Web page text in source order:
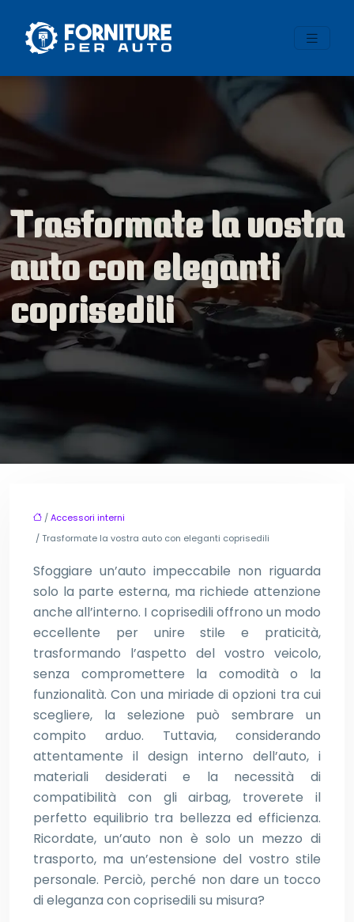
Trasformate la vostra
auto con eleganti
coprisedili
/Accessori interni
/ Trasformate la vostra auto con eleganti coprisedili
Sfoggiare un’auto impeccabile non riguarda
solo la parte esterna, ma richiede attenzione
anche all’interno. I coprisedili offrono un modo
eccellente per unire stile e praticità,
trasformando l’aspetto del vostro veicolo,
senza compromettere la comodità o la
funzionalità. Con una miriade di opzioni tra cui
scegliere, la selezione può sembrare un
compito arduo. Tuttavia, considerando
attentamente il design interno dell’auto, i
materiali desiderati e la necessità di
compatibilità con gli airbag, troverete il
perfetto equilibrio tra bellezza ed efficienza.
Ricordate, un’auto non è solo un mezzo di
trasporto, ma un’estensione del vostro stile
personale. Perciò, perché non dare un tocco
di eleganza con coprisedili su misura?